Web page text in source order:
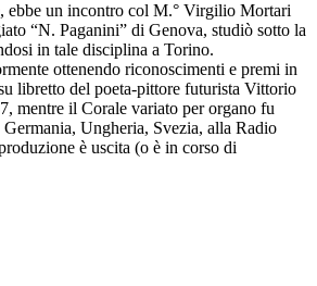
ebbe un incontro col M.° Virgilio Mortari
“N. Paganini” di Genova, studiò sotto la
in tale disciplina a Torino.
ottenendo riconoscimenti e premi in
libretto del poeta-pittore futurista Vittorio
mentre il Corale variato per organo fu
Ungheria, Svezia, alla Radio
è uscita (o è in corso di